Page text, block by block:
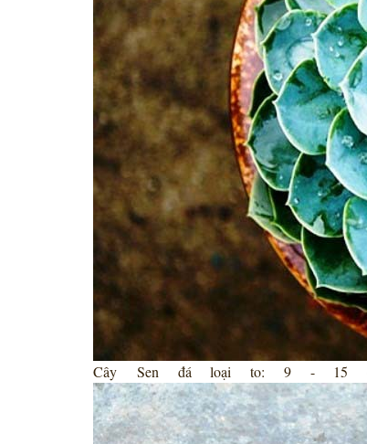
Cây Sen đá loại to: 9 - 15